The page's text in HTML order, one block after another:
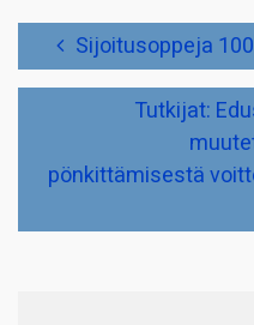
Artikkelien
selaus Sijoitusoppeja
Tutkijat:
pönkittämisestä